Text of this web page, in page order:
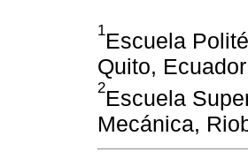
1Escuela
Quito, Ecuador
2Escuela
Mecánica,